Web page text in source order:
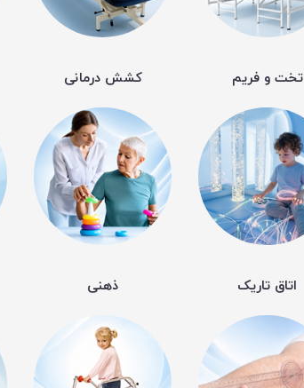
تخت و فریم کشش درمانی
اتاق تاریک ذهنی